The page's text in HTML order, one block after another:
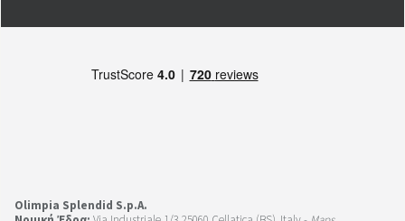
Olimpia Splendid S.p.A.